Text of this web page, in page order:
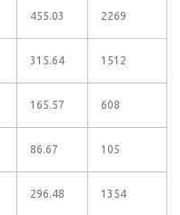
455.03 2269
315.64 1512
165.57 608
86.67 105
296.48 1354